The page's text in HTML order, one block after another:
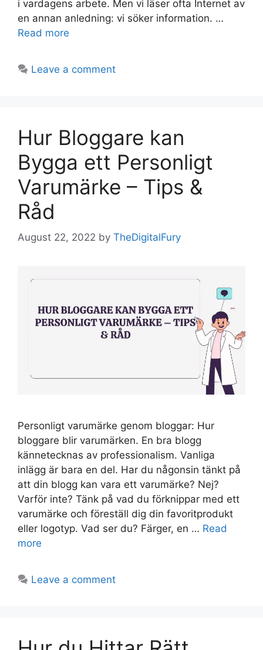
i vardagens arbete. Men vi läser ofta Internet av
en annan anledning: vi söker information. …
Read more
Leave a comment
Hur Bloggare kan
Bygga ett Personligt
Varumärke – Tips &
Råd
August 22, 2022 by TheDigitalFury
Personligt varumärke genom bloggar: Hur
bloggare blir varumärken. En bra blogg
kännetecknas av professionalism. Vanliga
inlägg är bara en del. Har du någonsin tänkt på
att din blogg kan vara ett varumärke? Nej?
Varför inte? Tänk på vad du förknippar med ett
varumärke och föreställ dig din favoritprodukt
eller logotyp. Vad ser du? Färger, en … Read
more
Leave a comment